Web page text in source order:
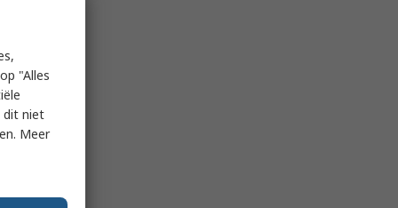
"Alles
dit niet
Meer